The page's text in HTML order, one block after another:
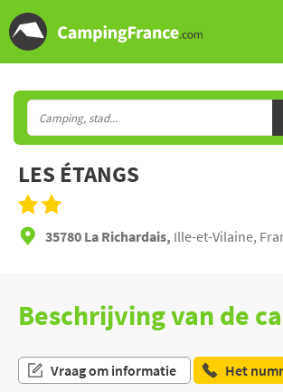
LES ÉTANGS
35780 La Richardais, Ille-et-Vilaine,
Beschrijving van de
Vraag om informatie
Het